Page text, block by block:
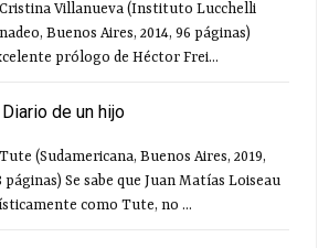
Villanueva (Instituto Lucchelli
Buenos Aires, 2014, 96 páginas)
prólogo de Héctor Frei...
Diario de un hijo
(Sudamericana, Buenos Aires, 2019,
páginas) Se sabe que Juan Matías Loiseau
como Tute, no ...